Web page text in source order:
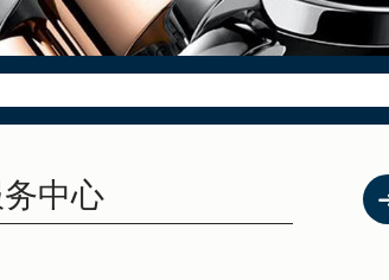
门、台湾全部区域（非大陆需加拨“+86”）
）
预约）